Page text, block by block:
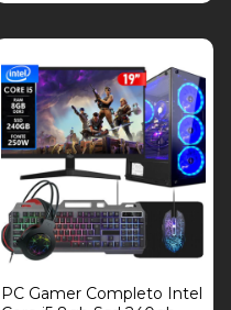
PC Gamer Completo Intel